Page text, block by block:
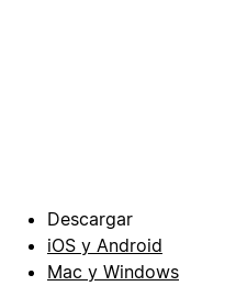
Descargar
iOS y Android
Mac y Windows